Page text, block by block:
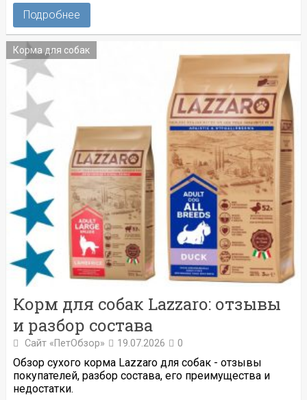
Подробнее
Корма для собак
Корм для собак Lazzaro: отзывы
и разбор состава
Сайт «ПетОбзор» 19.07.2026 0
Обзор сухого корма Lazzaro для собак - отзывы
покупателей, разбор состава, его преимущества и
недостатки.